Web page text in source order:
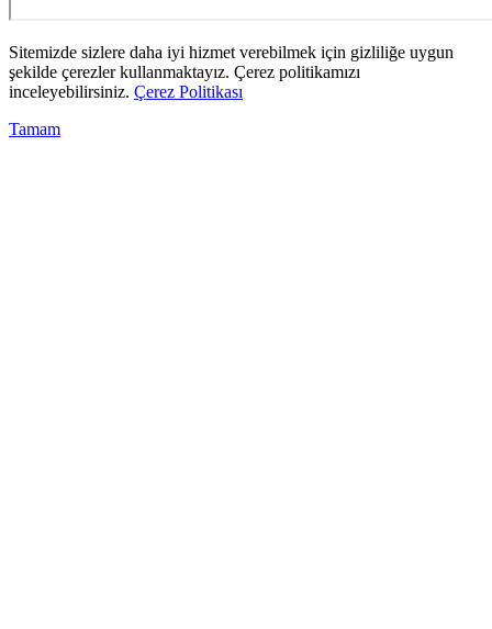
Sitemizde sizlere daha iyi hizmet verebilmek için gizliliğe uygun
şekilde çerezler kullanmaktayız. Çerez politikamızı
inceleyebilirsiniz. Çerez Politikası
Tamam